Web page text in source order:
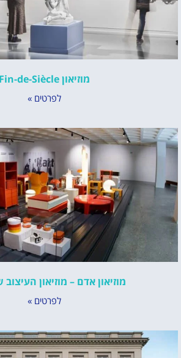
מוזיאון Fin-de-Siècle
לפרטים »
מוזיאון אדם – מוזיאון
לפרטים »